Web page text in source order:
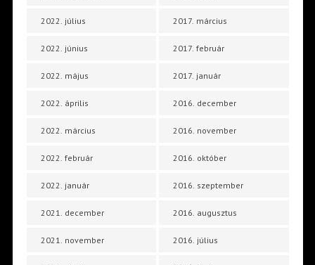
2022. július
2022. június
2022. május
2022. április
2022. március
2022. február
2022. január
2021. december
2021. november
2017. március
2017. február
2017. január
2016. december
2016. november
2016. október
2016. szeptember
2016. augusztus
2016. július